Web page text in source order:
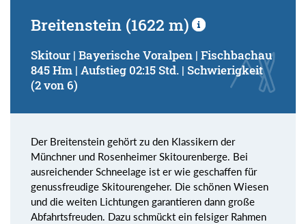
Breitenstein (1622 m)
Skitour | Bayerische Voralpen | Fischbachau
845 Hm | Aufstieg 02:15 Std. | Schwierigkeit
(2 von 6)
Der Breitenstein gehört zu den Klassikern der
Münchner und Rosenheimer Skitourenberge. Bei
ausreichender Schneelage ist er wie geschaffen für
genussfreudige Skitourengeher. Die schönen Wiesen
und die weiten Lichtungen garantieren dann große
Abfahrtsfreuden. Dazu schmückt ein felsiger Rahmen